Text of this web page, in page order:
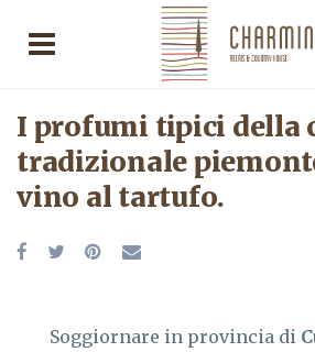
I profumi tipici della
tradizionale
vino al tartufo.
Soggiornare in provincia di